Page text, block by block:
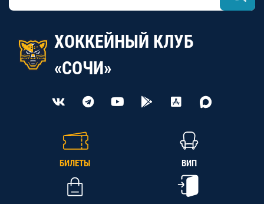
ХОККЕЙНЫЙ КЛУБ
«СОЧИ»
БИЛЕТЫ ВИП